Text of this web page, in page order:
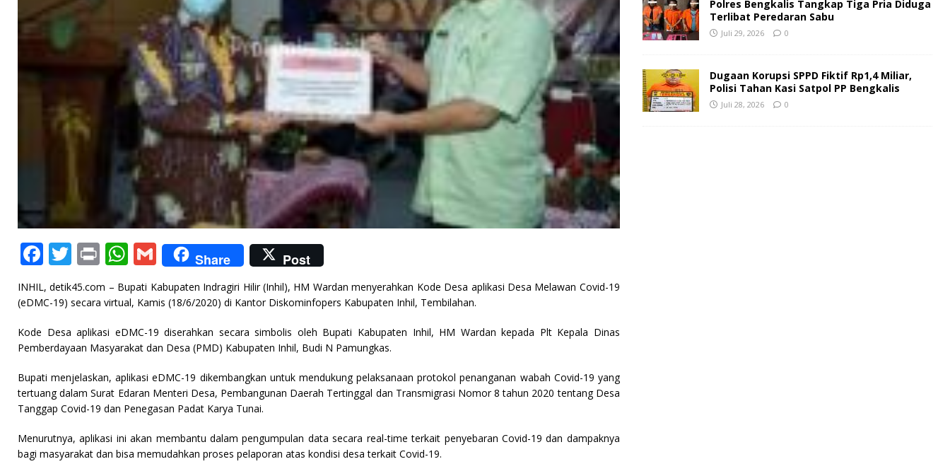
F
a
c
e
b
o
o
k
T
w
it
te
r
P
n
t
W
h
at
s
A
p
p
G
m
ai
l
Share Post
INHIL, detik45.com – Bupati Kabupaten Indragiri Hilir (Inhil), HM Wardan menyerahkan Kode Desa aplikasi Desa Melawan Covid-19
(eDMC-19) secara virtual, Kamis (18/6/2020) di Kantor Diskominfopers Kabupaten Inhil, Tembilahan.
Kode Desa aplikasi eDMC-19 diserahkan secara simbolis oleh Bupati Kabupaten Inhil, HM Wardan kepada Plt Kepala Dinas
Pemberdayaan Masyarakat dan Desa (PMD) Kabupaten Inhil, Budi N Pamungkas.
Bupati menjelaskan, aplikasi eDMC-19 dikembangkan untuk mendukung pelaksanaan protokol penanganan wabah Covid-19 yang
tertuang dalam Surat Edaran Menteri Desa, Pembangunan Daerah Tertinggal dan Transmigrasi Nomor 8 tahun 2020 tentang Desa
Tanggap Covid-19 dan Penegasan Padat Karya Tunai.
Menurutnya, aplikasi ini akan membantu dalam pengumpulan data secara real-time terkait penyebaran Covid-19 dan dampaknya
bagi masyarakat dan bisa memudahkan proses pelaporan atas kondisi desa terkait Covid-19.
Polres Bengkalis Tangkap Tiga Pria Diduga
Terlibat Peredaran Sabu
Juli 29, 2026 0
Dugaan Korupsi SPPD Fiktif Rp1,4 Miliar,
Polisi Tahan Kasi Satpol PP Bengkalis
Juli 28, 2026 0